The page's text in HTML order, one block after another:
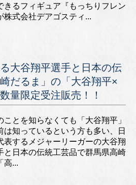
きるフィギュア『もっちりフレン
株式会社デアゴスティ...
大谷翔平選手と日本の伝
だるま」の「大谷翔平×
量限定受注販売！！
ことを知らなくても「大谷翔平」
は知っているという方も多い、日
表するメジャーリーガーの大谷翔
と日本の伝統工芸品で群馬県高崎
高...